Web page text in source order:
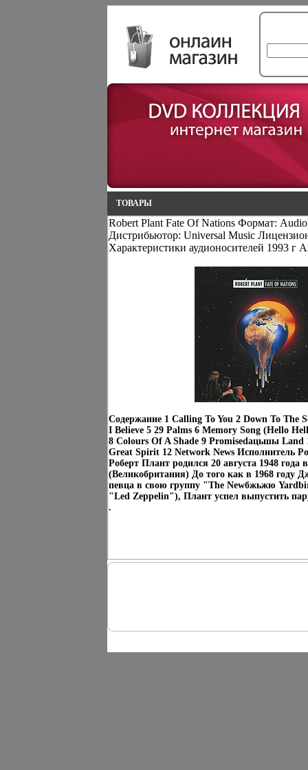
ТОВАРЫ
Robert Plant Fate Of Nations Формат:
Дистрибьютор: Universal Music
Характеристики аудионосителей 1993 г
Содержание 1 Calling To You 2 Down To The
I Believe 5 29 Palms 6 Memory Song (Hello
8 Colours Of A Shade 9 Promisedацьшы Land
Great Spirit 12 Network News Исполнитель
Роберт Плант родился 20 августа 1948 года
(Великобритания) До того как в 1968 году
певца в свою группу "The Newбжьжю
"Led Zeppelin"), Плант успел выпустить
.